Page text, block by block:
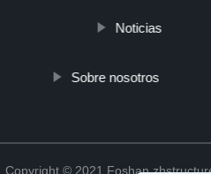
Noticias
Sobre nosotros
Copyright © 2021 Foshan